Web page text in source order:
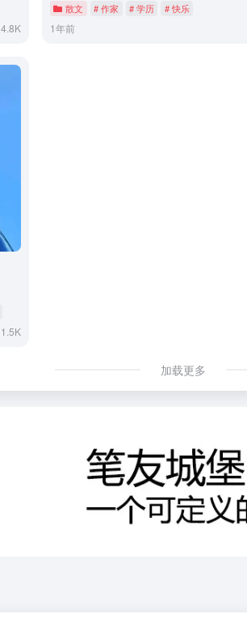
4.8K
散文 # 作家 # 学历 # 快乐
1年前
1.5K
加载更多